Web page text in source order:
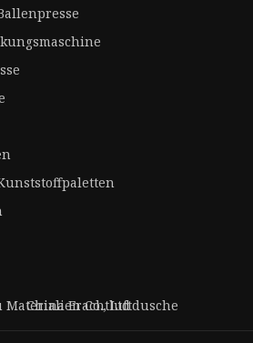
Materialien Co., Ltd
China Frachtluftdusche